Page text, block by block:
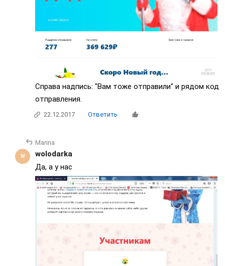
Справа надпись: "Вам тоже отправили" и рядом код
отправления.
22.12.2017 Ответить
Marina
wolodarka
Да, а у нас